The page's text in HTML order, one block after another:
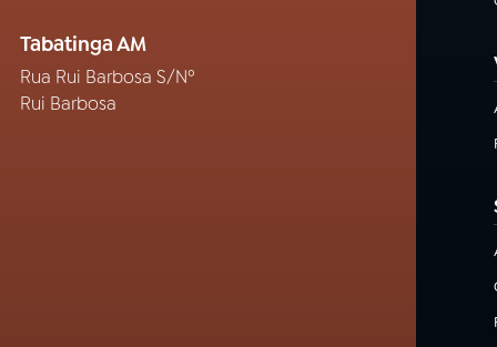
Tabatinga AM
Rua Rui Barbosa S/Nº
Rui Barbosa